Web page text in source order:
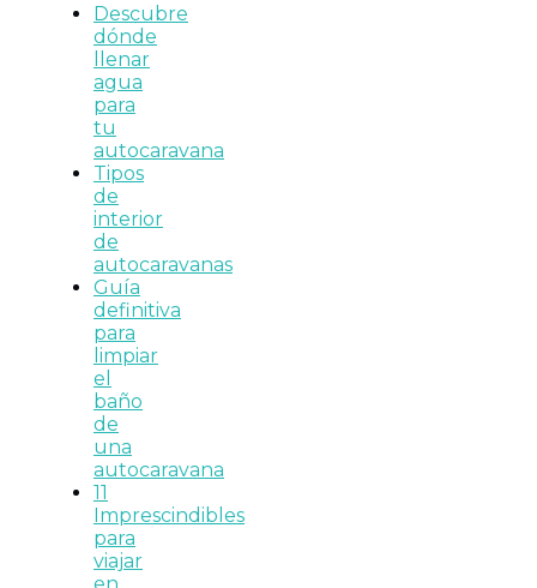
Descubre
dónde
llenar
agua
para
tu
autocaravana
Tipos
de
interior
de
autocaravanas
Guía
definitiva
para
limpiar
el
baño
de
una
autocaravana
11
Imprescindibles
para
viajar